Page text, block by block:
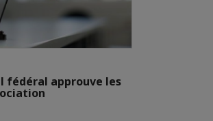
fédéral approuve les